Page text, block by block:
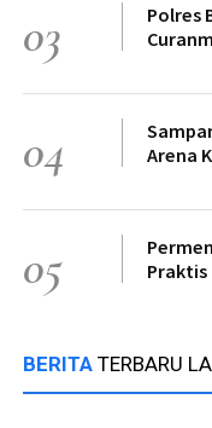
03
Polres
04
Arena
05
Praktis
BERITA TERBARU